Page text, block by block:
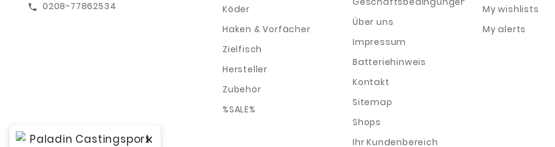

call 0208-77862534
Köder
Haken & Vorfächer
Zielfisch
Hersteller
Zubehör
%SALE%
Über uns
Impressum
Batteriehinweis
Kontakt
Sitemap
Shops
Ihr Kundenbereich
My wishlists
My alerts